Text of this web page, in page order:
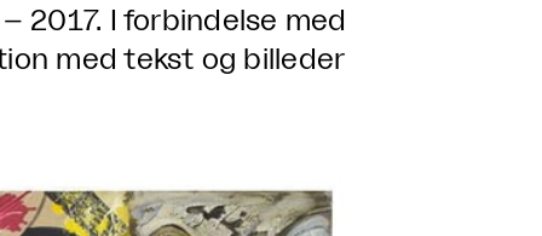
2017. I forbindelse med
med tekst og billeder